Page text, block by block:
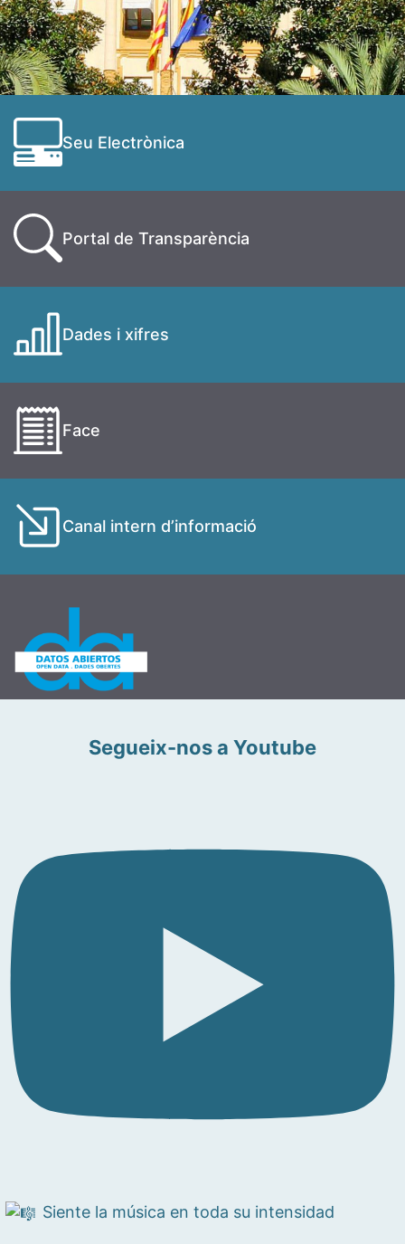
Seu Electrònica
Portal de Transparència
Dades i xifres
Face
Canal intern d’informació
Segueix-nos a Youtube
Siente la música en toda su intensidad